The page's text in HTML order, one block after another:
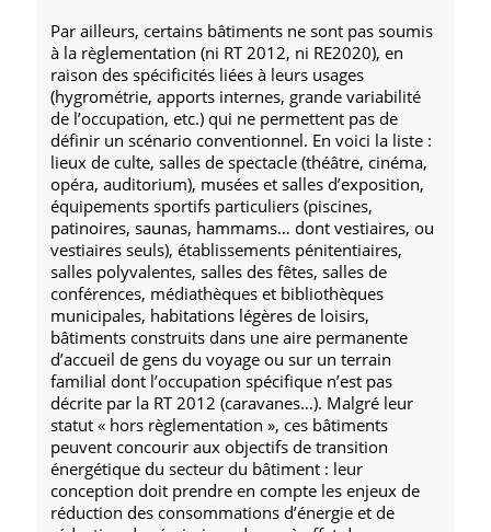
Par ailleurs, certains bâtiments ne sont pas soumis
à la règlementation (ni RT 2012, ni RE2020), en
raison des spécificités liées à leurs usages
(hygrométrie, apports internes, grande variabilité
de l’occupation, etc.) qui ne permettent pas de
définir un scénario conventionnel. En voici la liste :
lieux de culte, salles de spectacle (théâtre, cinéma,
opéra, auditorium), musées et salles d’exposition,
équipements sportifs particuliers (piscines,
patinoires, saunas, hammams… dont vestiaires, ou
vestiaires seuls), établissements pénitentiaires,
salles polyvalentes, salles des fêtes, salles de
conférences, médiathèques et bibliothèques
municipales, habitations légères de loisirs,
bâtiments construits dans une aire permanente
d’accueil de gens du voyage ou sur un terrain
familial dont l’occupation spécifique n’est pas
décrite par la RT 2012 (caravanes…). Malgré leur
statut « hors règlementation », ces bâtiments
peuvent concourir aux objectifs de transition
énergétique du secteur du bâtiment : leur
conception doit prendre en compte les enjeux de
réduction des consommations d’énergie et de